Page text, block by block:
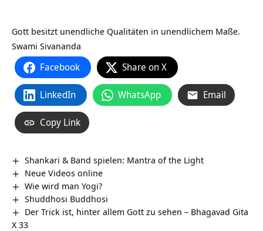
Gott besitzt unendliche Qualitäten in unendlichem Maße.
Swami Sivananda
Facebook Share on X
LinkedIn WhatsApp Email
Copy Link
Shankari & Band spielen: Mantra of the Light
Neue Videos online
Wie wird man Yogi?
Shuddhosi Buddhosi
Der Trick ist, hinter allem Gott zu sehen – Bhagavad Gita
X 33